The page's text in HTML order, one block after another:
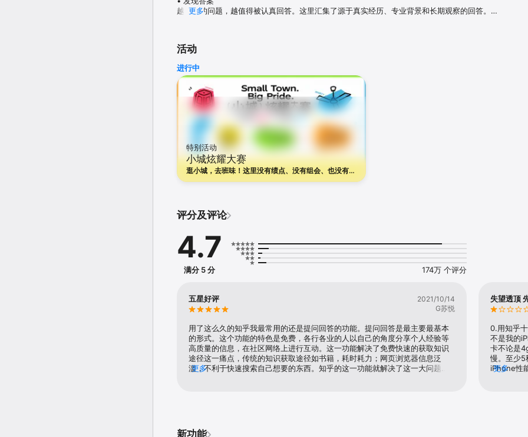
越复杂的问题，越值得被认真回答。这里汇集了源于真实经历、专业背景和长期观察的回答。
从职场进阶、考研留学，到数码评测、家居装修，进入AI时代，无数过来人的经验和真诚分享更为可贵。
• 遇见同好
好问题惺惺相惜。在知乎，你总能找到同样爱思考、气场对的人，建立更同频的链接。
• AI 看山
AI 正在悄然融入社区——搜索、阅读、追问、创作，「AI看山」都在你身边，总结长文、提炼重点、拓展
为创作激发灵感，越来越懂你。
如有任何问题或建议，可发送邮件至 app@zhihu.com，知乎的工程师不会漏掉任何一条反馈哦 ~
更多
活动
进行中
特别活动
小城炫耀大赛
逛小城，去班味！这里没有绩点、没有组会、也没有
评分及评论
4.7
满分 5 分 174万 个评分
五星好评
2021/10/14
G苏悦
用了这么久的知乎我最常用的还是提问回答的功能。提问回答是最主要最基本
的形式。这个功能的特色是免费，各行各业的人以自己的角度分享个人经验等
高质量的信息，在社区网络上进行互动。这一功能解决了免费快速的获取知识
途径这一痛点，传统的知识获取途径如书籍，耗时耗力；网页浏览器信息泛
滥，不利于快速搜索自己想要的东西。知乎的这一功能就解决了这一大问题。
更多
失望透顶
0.用知乎
不是我的
卡不论是
慢。至少5
iPhone性
更多
新功能